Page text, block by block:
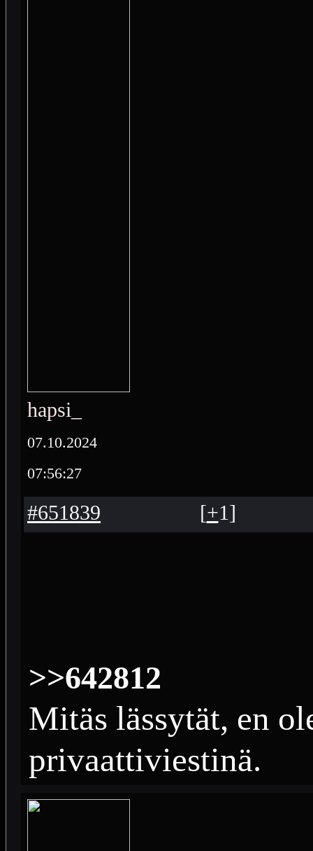
hapsi_
07.10.2024
07:56:27
#651839 [+1]
>>642812
Mitäs lässytät, en
privaattiviestinä.